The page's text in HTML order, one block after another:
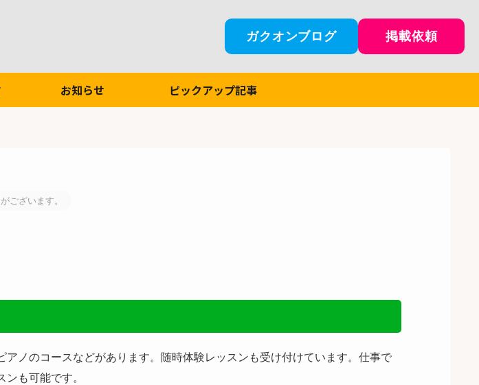
ガクオンブログ 掲載依頼
お知らせ ピックアップ記事
ございます。
ノのコースなどがあります。随時体験レッスンも受け付けています。仕事で
も可能です。